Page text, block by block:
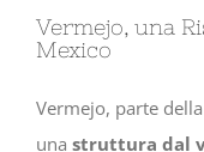
Vermejo, una
Mexico
Vermejo, parte
una struttura dal